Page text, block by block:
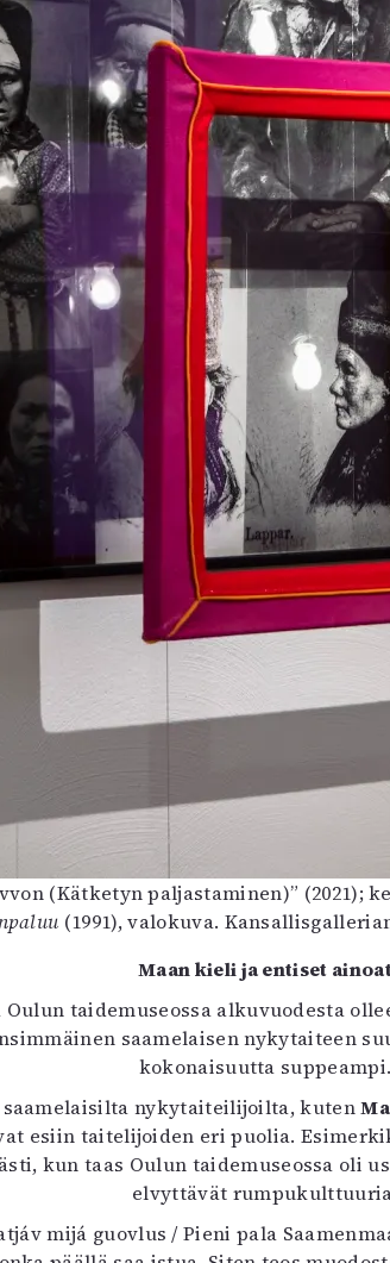
(Kätketyn paljastaminen)”
(1991), valokuva.
Maan kieli ja entiset
taidemuseossa alkuvuodesta
saamelaisen nykytaiteen
kokonaisuutta suppeampi.
nykytaiteilijoilta, kuten
esiin taitelijoiden eri puolia.
kun taas Oulun taidemuseossa oli
elvyttävät
mijá guovlus / Pieni pala